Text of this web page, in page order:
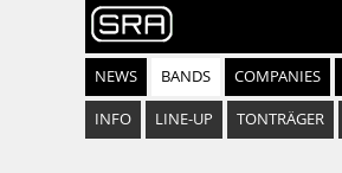
NEWS BANDS COMPANIES
INFO LINE-UP TONTRÄGER